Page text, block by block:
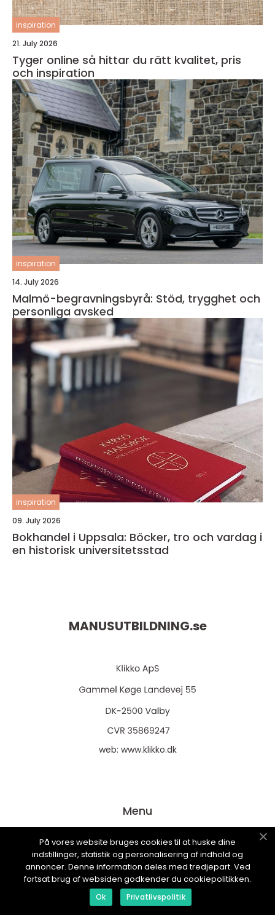
inspiration
21. July 2026
Tyger online så hittar du rätt kvalitet, pris
och inspiration
inspiration
14. July 2026
Malmö-begravningsbyrå: Stöd, trygghet och
personliga avsked
inspiration
09. July 2026
Bokhandel i Uppsala: Böcker, tro och vardag i
en historisk universitetsstad
MANUSUTBILDNING.se
web: www.klikko.dk
Menu
Annonsering
Om oss
Om oss
Cookies
På vores website bruges cookies til at huske dine
indstillinger, statistik og personalisering af indhold og
annoncer. Denne information deles med tredjepart. Ved
fortsat brug af websiden godkender du cookiepolitikken.
Ok Privatlivspolitik